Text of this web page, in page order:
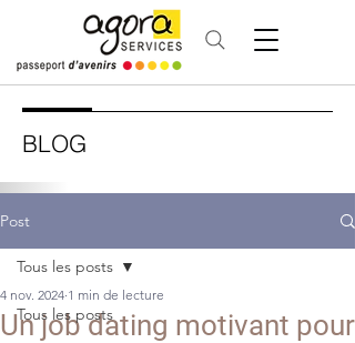
BLOG
Post
Tous les posts
Tous les posts
Un job dating motivant pour
4 nov. 2024 1 min de lecture